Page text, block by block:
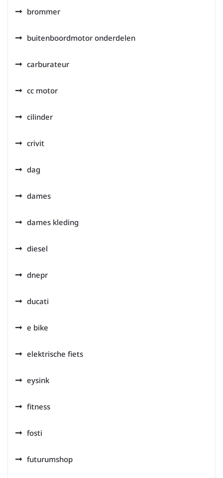
brommer
buitenboordmotor onderdelen
carburateur
cc motor
cilinder
crivit
dag
dames
dames kleding
diesel
dnepr
ducati
e bike
elektrische fiets
eysink
fitness
fosti
futurumshop